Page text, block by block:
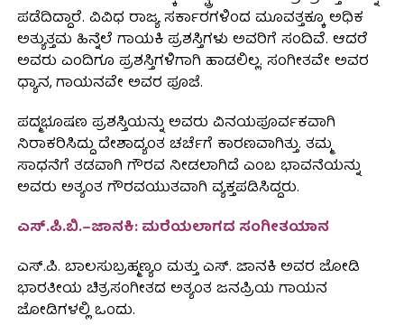
ಪಡೆದಿದ್ದಾರೆ. ವಿವಿಧ ರಾಜ್ಯ ಸರ್ಕಾರಗಳಿಂದ ಮೂವತ್ತಕ್ಕೂ ಅಧಿಕ
ಅತ್ಯುತ್ತಮ ಹಿನ್ನೆಲೆ ಗಾಯಕಿ ಪ್ರಶಸ್ತಿಗಳು ಅವರಿಗೆ ಸಂದಿವೆ. ಆದರೆ
ಅವರು ಎಂದಿಗೂ ಪ್ರಶಸ್ತಿಗಳಿಗಾಗಿ ಹಾಡಲಿಲ್ಲ. ಸಂಗೀತವೇ ಅವರ
ಧ್ಯಾನ, ಗಾಯನವೇ ಅವರ ಪೂಜೆ.
ಪದ್ಮಭೂಷಣ ಪ್ರಶಸ್ತಿಯನ್ನು ಅವರು ವಿನಯಪೂರ್ವಕವಾಗಿ
ನಿರಾಕರಿಸಿದ್ದು ದೇಶಾದ್ಯಂತ ಚರ್ಚೆಗೆ ಕಾರಣವಾಗಿತ್ತು. ತಮ್ಮ
ಸಾಧನೆಗೆ ತಡವಾಗಿ ಗೌರವ ನೀಡಲಾಗಿದೆ ಎಂಬ ಭಾವನೆಯನ್ನು
ಅವರು ಅತ್ಯಂತ ಗೌರವಯುತವಾಗಿ ವ್ಯಕ್ತಪಡಿಸಿದ್ದರು.
ಎಸ್.ಪಿ.ಬಿ.–ಜಾನಕಿ: ಮರೆಯಲಾಗದ ಸಂಗೀತಯಾನ
ಎಸ್.ಪಿ. ಬಾಲಸುಬ್ರಹ್ಮಣ್ಯಂ ಮತ್ತು ಎಸ್. ಜಾನಕಿ ಅವರ ಜೋಡಿ
ಭಾರತೀಯ ಚಿತ್ರಸಂಗೀತದ ಅತ್ಯಂತ ಜನಪ್ರಿಯ ಗಾಯನ
ಜೋಡಿಗಳಲ್ಲಿ ಒಂದು.